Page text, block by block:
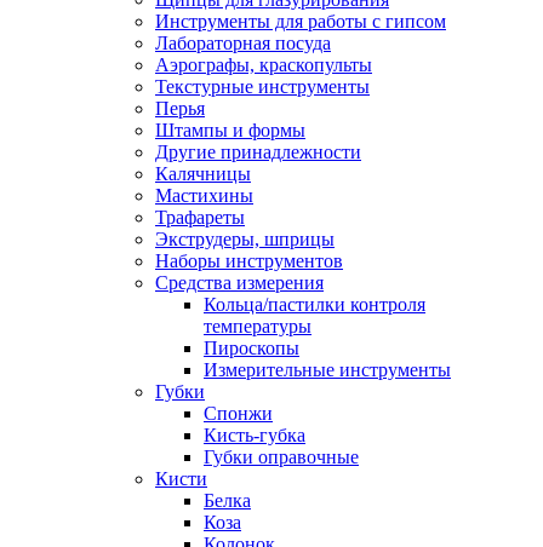
Инструменты для работы с гипсом
Лабораторная посуда
Аэрографы, краскопульты
Текстурные инструменты
Перья
Штампы и формы
Другие принадлежности
Калячницы
Мастихины
Трафареты
Экструдеры, шприцы
Наборы инструментов
Средства измерения
Кольца/пастилки контроля
температуры
Пироскопы
Измерительные инструменты
Губки
Спонжи
Кисть-губка
Губки оправочные
Кисти
Белка
Коза